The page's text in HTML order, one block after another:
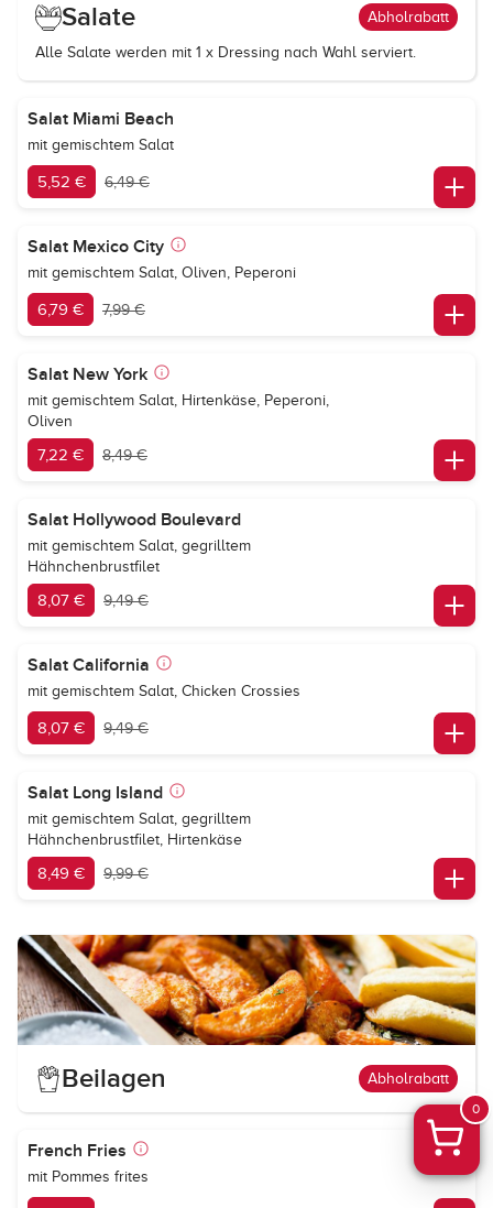
Salate Abholrabatt
Alle Salate werden mit 1 x Dressing nach Wahl serviert.
Salat Miami Beach
mit gemischtem Salat
5,52 € 6,49 €
Salat Mexico City
mit gemischtem Salat, Oliven, Peperoni
6,79 € 7,99 €
Salat New York
mit gemischtem Salat, Hirtenkäse, Peperoni,
Oliven
7,22 € 8,49 €
Salat Hollywood Boulevard
mit gemischtem Salat, gegrilltem
Hähnchenbrustfilet
8,07 € 9,49 €
Salat California
mit gemischtem Salat, Chicken Crossies
8,07 € 9,49 €
Salat Long Island
mit gemischtem Salat, gegrilltem
Hähnchenbrustfilet, Hirtenkäse
8,49 € 9,99 €
Beilagen Abholrabatt
French Fries
mit Pommes frites
0